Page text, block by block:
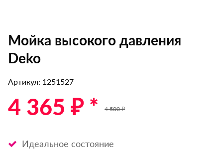
Мойка высокого давления
Deko
Артикул: 1251527
4 365 ₽ * 4 500 ₽
Идеальное состояние